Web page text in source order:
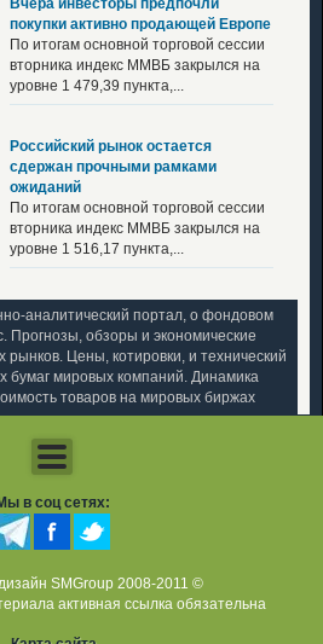
покупки активно продающей Европе
По итогам основной торговой сессии
вторника индекс ММВБ закрылся на
уровне 1 479,39 пункта,...
Российский рынок остается
сдержан прочными рамками
ожиданий
По итогам основной торговой сессии
вторника индекс ММВБ закрылся на
уровне 1 516,17 пункта,...
аналитический портал, о фондовом
Прогнозы, обзоры и экономические
Цены, котировки, и технический
бумаг мировых компаний. Динамика
товаров на мировых биржах
в соц сетях:
SMGroup 2008-2011 ©
активная ссылка обязательна